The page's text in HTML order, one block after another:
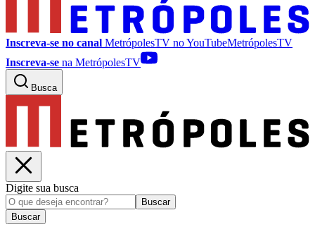
Inscreva-se no canal MetrópolesTV noYouTubeMetrópolesTV
Inscreva-se na MetrópolesTV
Busca
Digite sua busca
Buscar
Buscar